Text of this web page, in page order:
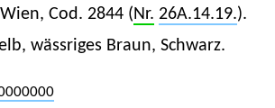
Cod. 2844 (Nr. 26A.14.19.).
wässriges Braun, Schwarz.